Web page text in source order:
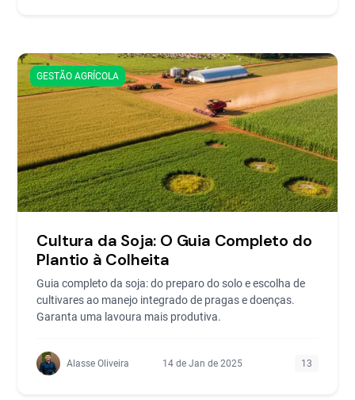
GESTÃO AGRÍCOLA
Cultura da Soja: O Guia Completo do
Plantio à Colheita
Guia completo da soja: do preparo do solo e escolha de
cultivares ao manejo integrado de pragas e doenças.
Garanta uma lavoura mais produtiva.
Alasse Oliveira 14 de Jan de 2025 13